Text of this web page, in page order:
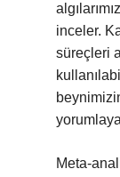
inceler.
süreçleri
Meta-